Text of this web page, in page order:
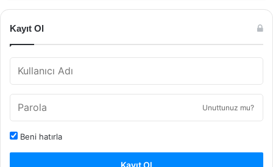
Kayıt Ol
Unuttunuz mu?
Beni hatırla
Kayıt Ol